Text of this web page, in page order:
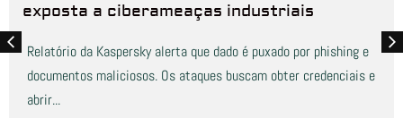
exposta a ciberameaças industriais
Relatório da Kaspersky alerta que dado é puxado por phishing e
documentos maliciosos. Os ataques buscam obter credenciais e
abrir...